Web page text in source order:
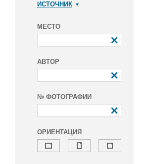
ИСТОЧНИК
МЕСТО
АВТОР
№ ФОТОГРАФИИ
ОРИЕНТАЦИЯ